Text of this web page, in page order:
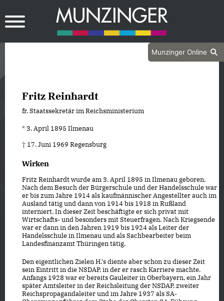
Munzinger Online
Fritz Reinhardt
fr. Staatssekretär im Reichsministerium
* 3. April 1895 Ilmenau
† 17. Juni 1969 Regensburg
Wirken
Fritz Reinhardt wurde am 3. April 1895 in Ilmenau geboren.
Nach dem Besuch der Bürgerschule und der Handelsschule war
er bis zum Jahre 1914 als kaufmännischer Angestellter auch im
Ausland tätig und dann von 1914 bis 1918 in Rußland
interniert. In dieser Zeit beschäftigte er sich privat mit
Wirtschafts- und besonders mit Steuerfragen. Nach Kriegsende
war er dann in den Jahren 1919 bis 1924 als Leiter der
Handelsschule in Ilmenau und als Sachbearbeiter beim
Landesfinanzamt Thüringen tätig.
Den eigentlichen Zielen H.'s diente aber schon zu dieser Zeit
sein Eintritt in die NSDAP, in der er rasch Karriere machte.
Anfangs 1928 war er bereits Gauleiter in Oberbayern, ein Jahr
später Amtsleiter in der Reichsleitung der NSDAP, zweiter
Reichspropagandaleiter und im Jahre 1937 als SA-